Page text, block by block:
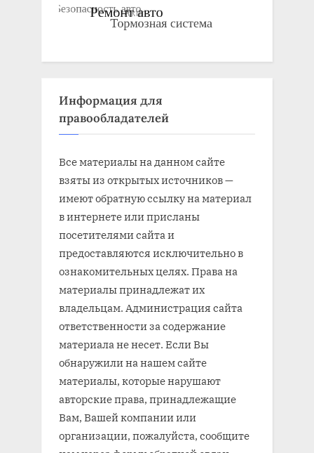
Информация для
правообладателей
Все материалы на данном сайте
взяты из открытых источников —
имеют обратную ссылку на материал
в интернете или присланы
посетителями сайта и
предоставляются исключительно в
ознакомительных целях. Права на
материалы принадлежат их
владельцам. Администрация сайта
ответственности за содержание
материала не несет. Если Вы
обнаружили на нашем сайте
материалы, которые нарушают
авторские права, принадлежащие
Вам, Вашей компании или
организации, пожалуйста, сообщите